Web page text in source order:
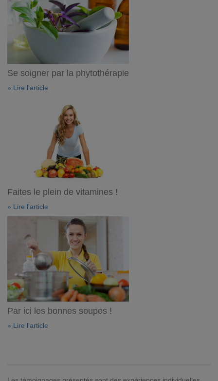
Se soigner par la phytothérapie
» Lire l'article
Faites le plein de vitamines !
» Lire l'article
Par ici les bonnes soupes !
» Lire l'article